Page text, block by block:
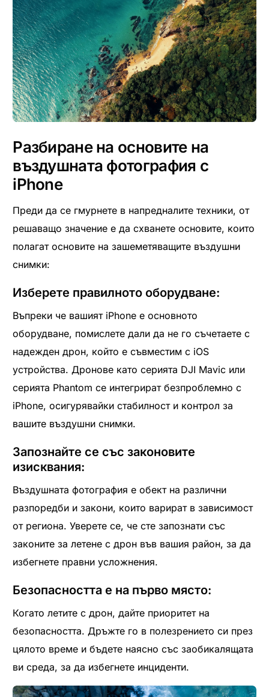
Разбиране на основите на
въздушната фотография с
iPhone
Преди да се гмурнете в напредналите техники, от
решаващо значение е да схванете основите, които
полагат основите на зашеметяващите въздушни
снимки:
Изберете правилното оборудване:
Въпреки че вашият iPhone е основното
оборудване, помислете дали да не го съчетаете с
надежден дрон, който е съвместим с iOS
устройства. Дронове като серията DJI Mavic или
серията Phantom се интегрират безпроблемно с
iPhone, осигурявайки стабилност и контрол за
вашите въздушни снимки.
Запознайте се със законовите
изисквания:
Въздушната фотография е обект на различни
разпоредби и закони, които варират в зависимост
от региона. Уверете се, че сте запознати със
законите за летене с дрон във вашия район, за да
избегнете правни усложнения.
Безопасността е на първо място:
Когато летите с дрон, дайте приоритет на
безопасността. Дръжте го в полезрението си през
цялото време и бъдете наясно със заобикалящата
ви среда, за да избегнете инциденти.